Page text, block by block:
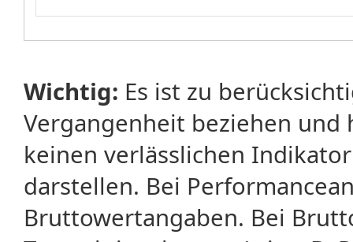
Wichtig: Es ist zu
Vergangenheit beziehen
keinen verlässlichen
darstellen. Bei
Bruttowertangaben. Bei